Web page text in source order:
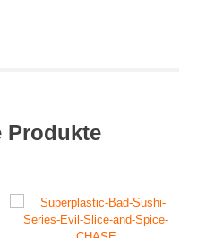
Produkte